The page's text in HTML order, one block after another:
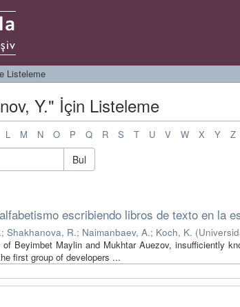
Listeleme
Y." İçin Listeleme
L M N O P Q R S T U V W X Y Z
Bul
escribiendo libros de texto en la
; Shakhanova, R.; Naimanbaev, A.; Koch, K. (
Beyimbet Maylin and Mukhtar Auezov, insufficiently
first group of developers ...